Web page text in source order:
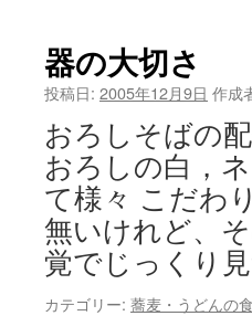
器の大切さ
投稿日: 2005年12月9日 作成
おろしそばの
おろしの白，
て様々 こだわ
無いけれど、
覚でじっくり
カテゴリー: 蕎麦・うどんの